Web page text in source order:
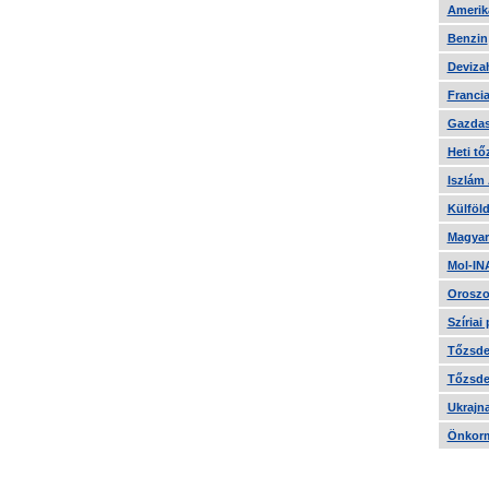
Benzin
Heti
Iszlám
Mol-
Szíriai